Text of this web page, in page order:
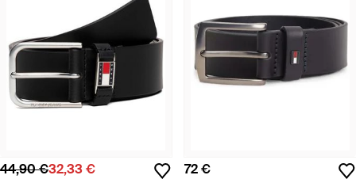
44,90 €32,33 € 72 €